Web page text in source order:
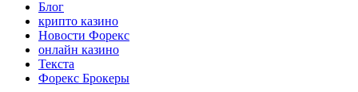
Блог
крипто казино
Новости Форекс
онлайн казино
Текста
Форекс Брокеры